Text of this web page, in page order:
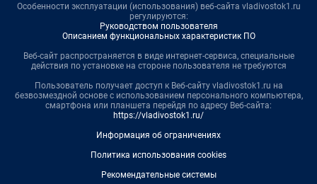
Особенности эксплуатации (использования) веб-сайта vladivostok1.ru
регулируются:
Руководством пользователя
Описанием функциональных характеристик ПО
Веб-сайт распространяется в виде интернет-сервиса, специальные
действия по установке на стороне пользователя не требуются
Пользователь получает доступ к Веб-сайту vladivostok1.ru на
безвозмездной основе с использованием персонального компьютера,
смартфона или планшета перейдя по адресу Веб-сайта:
https://vladivostok1.ru/
Информация об ограничениях
Политика использования cookies
Рекомендательные системы